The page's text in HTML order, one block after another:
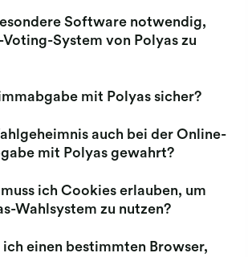
Software notwendig,
Voting-System von Polyas zu
mit Polyas sicher?
auch bei der Online-
mit Polyas gewahrt?
ich Cookies erlauben, um
Wahlsystem zu nutzen?
einen bestimmten Browser,